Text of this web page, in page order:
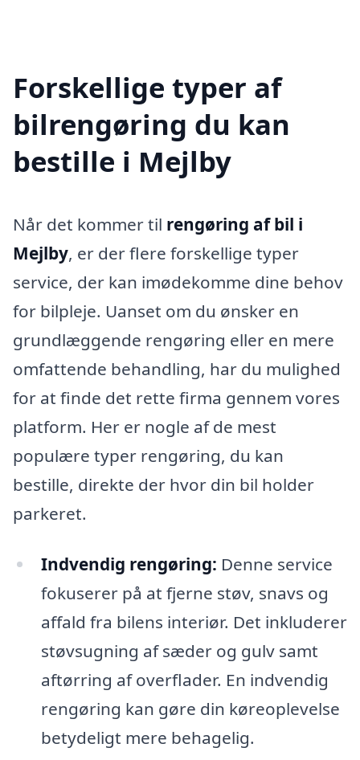
Forskellige typer af
bilrengøring du kan
bestille i Mejlby
Når det kommer til rengøring af bil i
Mejlby, er der flere forskellige typer
service, der kan imødekomme dine behov
for bilpleje. Uanset om du ønsker en
grundlæggende rengøring eller en mere
omfattende behandling, har du mulighed
for at finde det rette firma gennem vores
platform. Her er nogle af de mest
populære typer rengøring, du kan
bestille, direkte der hvor din bil holder
parkeret.
Indvendig rengøring: Denne service
fokuserer på at fjerne støv, snavs og
affald fra bilens interiør. Det inkluderer
støvsugning af sæder og gulv samt
aftørring af overflader. En indvendig
rengøring kan gøre din køreoplevelse
betydeligt mere behagelig.